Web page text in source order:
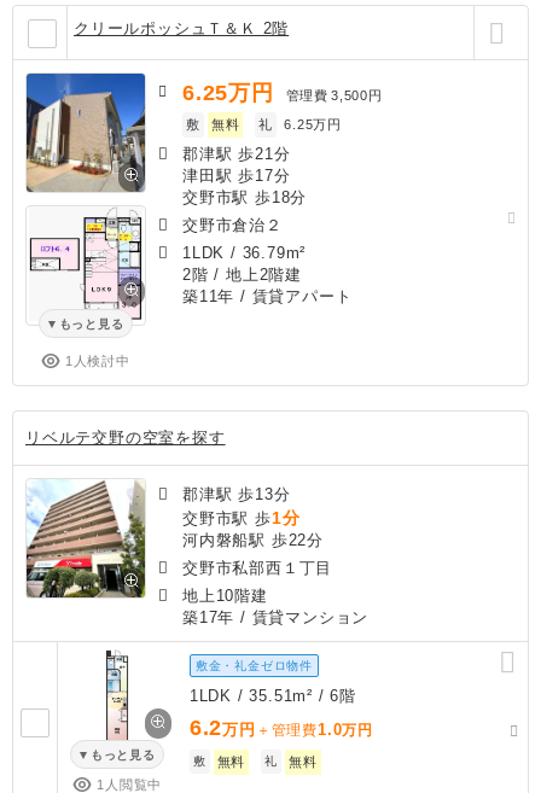
クリールポッシュＴ＆Ｋ 2階
もっと見る
1人検討中
6.25万円 管理費 3,500円
敷
無料 礼 6.25万円
郡津駅 歩21分
津田駅 歩17分
交野市駅 歩18分
交野市倉治２
1LDK / 36.79m²
2階 / 地上2階建
築11年 / 賃貸アパート
リベルテ交野の空室を探す
郡津駅 歩13分
交野市駅 歩1分
河内磐船駅 歩22分
交野市私部西１丁目
地上10階建
築17年 / 賃貸マンション
もっと見る
1人閲覧中
敷金・礼金ゼロ物件
1LDK / 35.51m² / 6階
6.2万円 ＋管理費1.0万円
敷 無料 礼 無料